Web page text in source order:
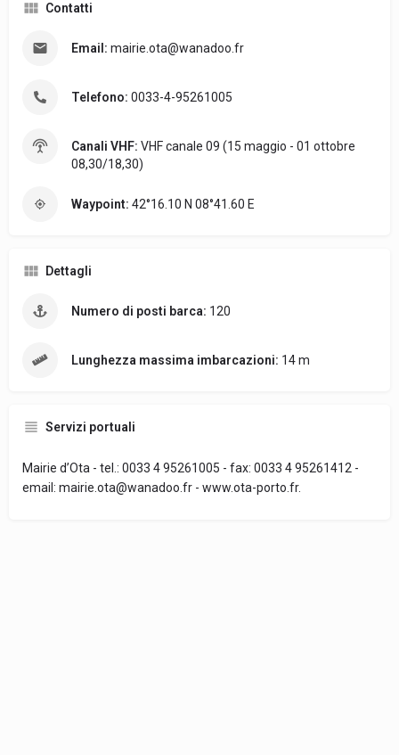
Contatti
Email: mairie.ota@wanadoo.fr
Telefono: 0033-4-95261005
Canali VHF: VHF canale 09 (15 maggio - 01 ottobre
08,30/18,30)
Waypoint: 42°16.10 N 08°41.60 E
Dettagli
Numero di posti barca: 120
Lunghezza massima imbarcazioni: 14 m
Servizi portuali
Mairie d’Ota - tel.: 0033 4 95261005 - fax: 0033 4 95261412 -
email: mairie.ota@wanadoo.fr - www.ota-porto.fr.